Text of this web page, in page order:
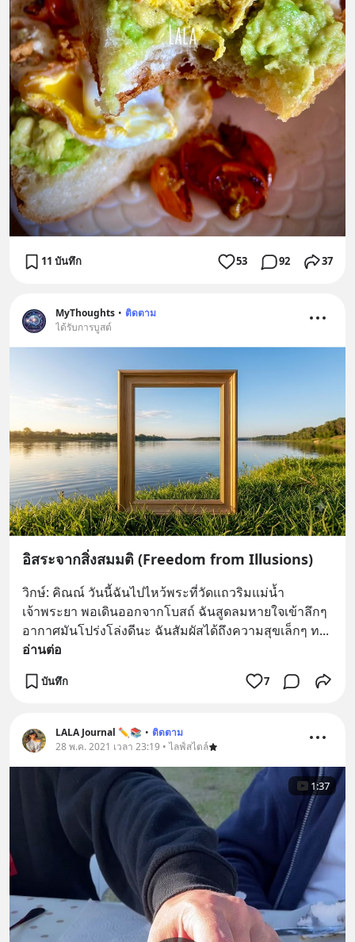
11 บันทึก 53 92 37
MyThoughts • ติดตาม
ได้รับการบูสต์
อิสระจากสิ่งสมมติ (Freedom from Illusions)
วิกษ์: คิณณ์ วันนี้ฉันไปไหว้พระที่วัดแถวริมแม่น้ำ
เจ้าพระยา พอเดินออกจากโบสถ์ ฉันสูดลมหายใจเข้าลึกๆ
อากาศมันโปร่งโล่งดีนะ ฉันสัมผัสได้ถึงความสุขเล็กๆ ท
อ่านต่อ
บันทึก 7
LALA Journal ✏️📚 • ติดตาม
28 พ.ค. 2021 เวลา 23:19 • ไลฟ์สไตล์
1:37